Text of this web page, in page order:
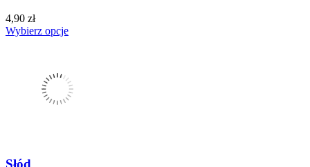
4,90 zł
Wybierz opcje
Słód